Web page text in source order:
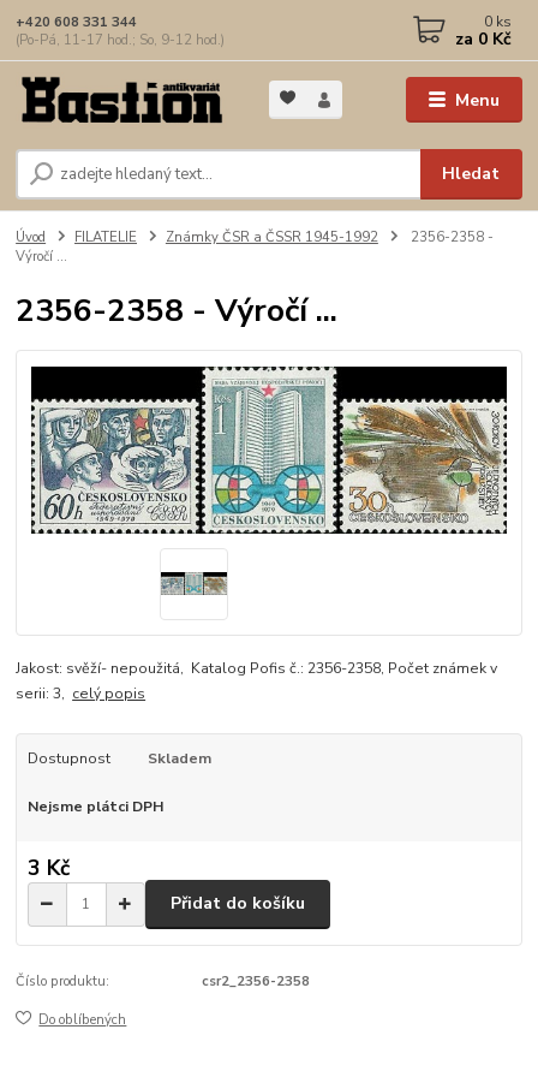
Menu
Hledat
+420 608 331 344
(Po-Pá, 11-17 hod.; So, 9-12 hod.)
0 ks
za 0 Kč
Úvod FILATELIE Známky ČSR a ČSSR 1945-1992
2356-2358 -
Výročí ...
2356-2358 - Výročí ...
Jakost: svěží- nepoužitá, Katalog Pofis č.: 2356-2358, Počet známek v
serii: 3, celý popis
Dostupnost Skladem
Nejsme plátci DPH
3 Kč
Přidat do košíku
Číslo produktu: csr2_2356-2358
Do oblíbených